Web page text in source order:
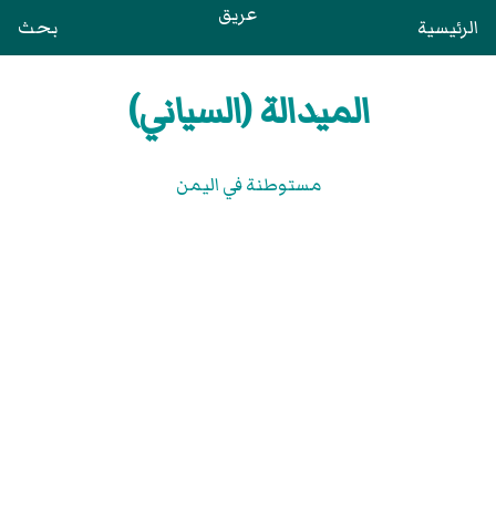
الرئيسية عريق بحث
الميدالة (السياني)
مستوطنة في اليمن